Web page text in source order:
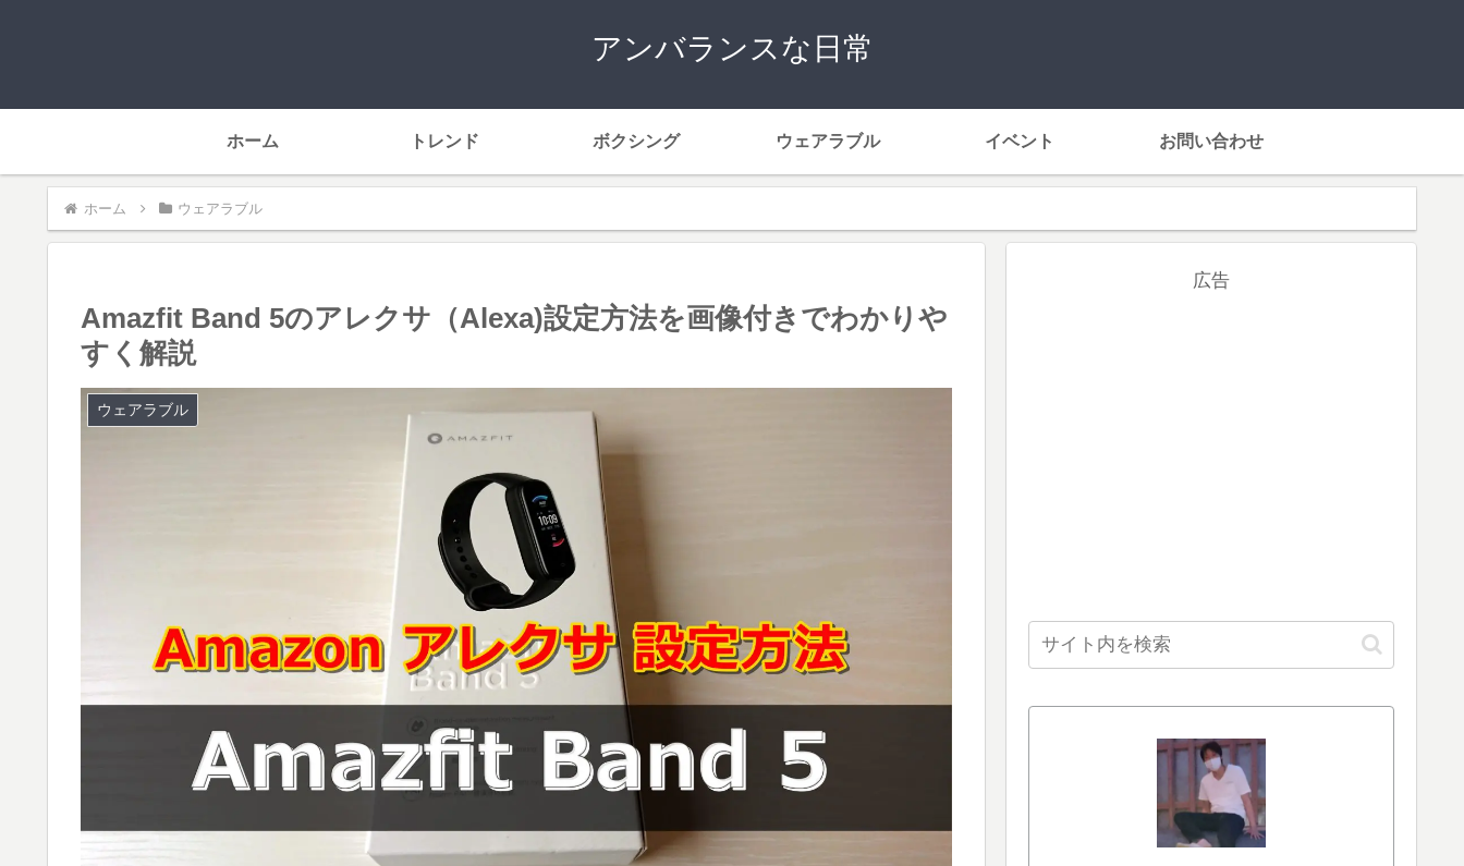
アンバランスな日常
ホーム トレンド ボクシング ウェアラブル イベント お問い合わせ
ホーム ウェアラブル
Amazfit Band 5のアレクサ（Alexa)設定方法を画像付きでわかりや
すく解説
ウェアラブル
広告